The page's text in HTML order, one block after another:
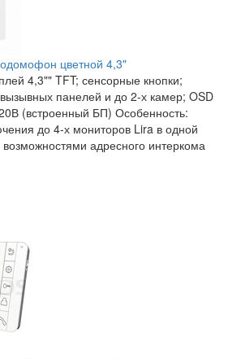
цветной 4,3"
4,3"" TFT; сенсорные кнопки;
панелей и до 2-х камер; OSD
(встроенный БП) Особенность:
до 4-х мониторов Lira в одной
адресного интеркома